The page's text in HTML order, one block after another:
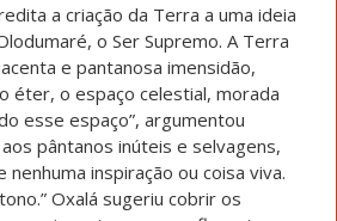
a criação da Terra a uma ideia
o Ser Supremo. A Terra
e pantanosa imensidão,
éter, o espaço celestial, morada
esse espaço”, argumentou
pântanos inúteis e selvagens,
nenhuma inspiração ou coisa viva.
Oxalá sugeriu cobrir os